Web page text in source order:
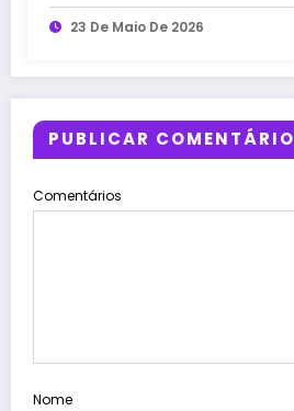
23 De Maio De 2026
PUBLICAR COMENTÁRIO
Comentários
Nome